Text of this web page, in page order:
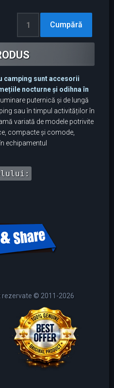
camping sunt accesorii
nocturne și odihna în
puternică și de lungă
sau în timpul activităților în
variată de modele potrivite
compacte și comode,
echipamentul
rezervate © 2011-2026